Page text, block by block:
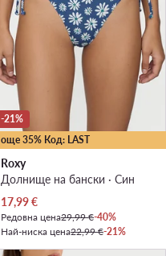
още 35% Код: LAST
-21%
Roxy
Долнище на бански · Син
Актуална цена
17,99€
Редовна цена29,99 €-40%
Най-ниска цена22,99 €-21%